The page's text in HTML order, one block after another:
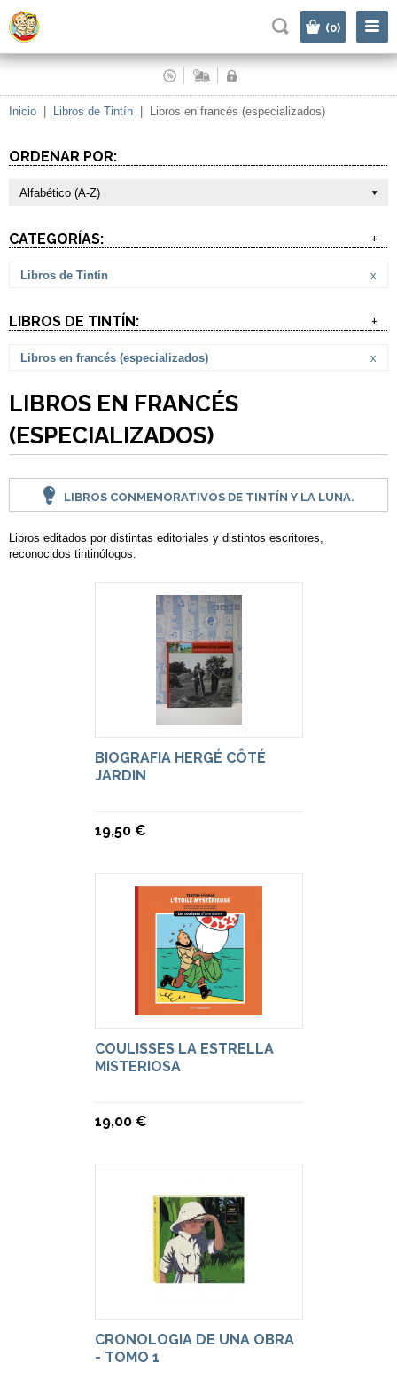
(0)
Inicio Libros de Tintín Libros en francés (especializados)
ORDENAR POR:
Alfabético (A-Z)
CATEGORÍAS: +
Libros de Tintín x
LIBROS DE TINTÍN: +
Libros en francés (especializados) x
LIBROS EN FRANCÉS
(ESPECIALIZADOS)
LIBROS CONMEMORATIVOS DE TINTÍN Y LA LUNA.
Libros editados por distintas editoriales y distintos escritores,
reconocidos tintinólogos.
BIOGRAFIA HERGÉ CÔTÉ
JARDIN
19,50 €
COULISSES LA ESTRELLA
MISTERIOSA
19,00 €
CRONOLOGIA DE UNA OBRA
- TOMO 1